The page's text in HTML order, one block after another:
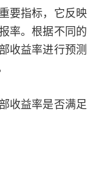
要指标，它反映
率。根据不同的
收益率进行预测
收益率是否满足